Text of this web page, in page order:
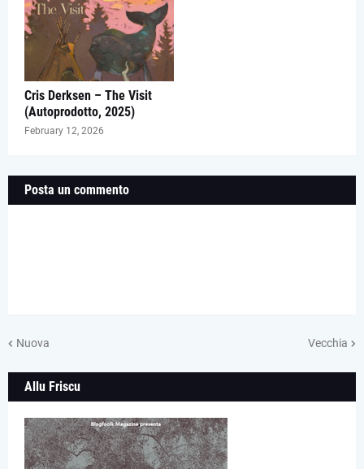
Cris Derksen – The Visit
(Autoprodotto, 2025)
February 12, 2026
Posta un commento
Nuova Vecchia
Allu Friscu